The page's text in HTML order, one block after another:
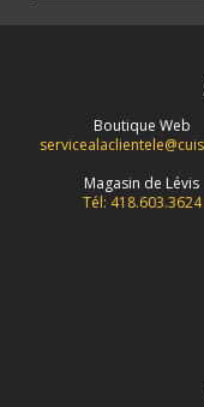
Boutique Web
Magasin de Lévis
Tél: 418.603.3624